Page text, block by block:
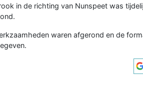
in de richting van Nunspeet was
waren afgerond en de